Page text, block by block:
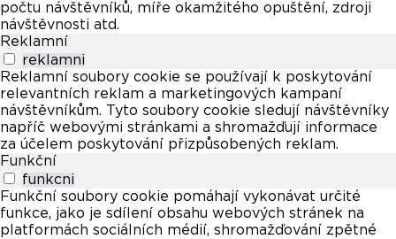
počtu návštěvníků, míře okamžitého opuštění, zdroji
návštěvnosti atd.
Reklamní
reklamni
Reklamní soubory cookie se používají k poskytování
relevantních reklam a marketingových kampaní
návštěvníkům. Tyto soubory cookie sledují návštěvníky
napříč webovými stránkami a shromažďují informace
za účelem poskytování přizpůsobených reklam.
Funkční
funkcni
Funkční soubory cookie pomáhají vykonávat určité
funkce, jako je sdílení obsahu webových stránek na
platformách sociálních médií, shromažďování zpětné